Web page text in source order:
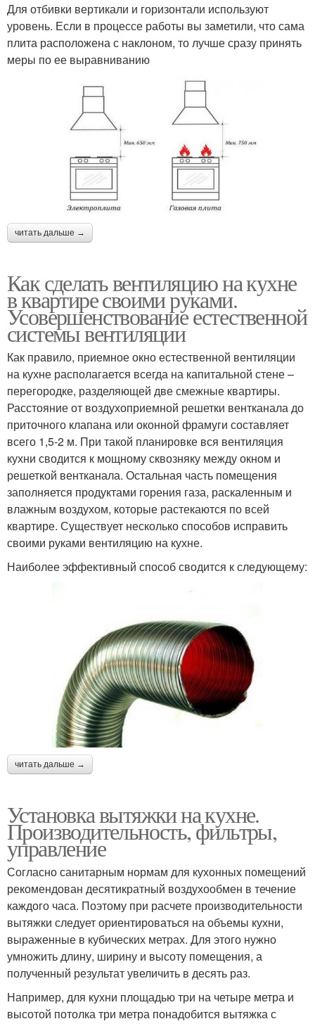
Для отбивки вертикали и горизонтали используют
уровень. Если в процессе работы вы заметили, что сама
плита расположена с наклоном, то лучше сразу принять
меры по ее выравниванию
читать дальше →
Как сделать вентиляцию на кухне
в квартире своими руками.
Усовершенствование естественной
системы вентиляции
Как правило, приемное окно естественной вентиляции
на кухне располагается всегда на капитальной стене –
перегородке, разделяющей две смежные квартиры.
Расстояние от воздухоприемной решетки вентканала до
приточного клапана или оконной фрамуги составляет
всего 1,5-2 м. При такой планировке вся вентиляция
кухни сводится к мощному сквозняку между окном и
решеткой вентканала. Остальная часть помещения
заполняется продуктами горения газа, раскаленным и
влажным воздухом, которые растекаются по всей
квартире. Существует несколько способов исправить
своими руками вентиляцию на кухне.
Наиболее эффективный способ сводится к следующему:
читать дальше →
Установка вытяжки на кухне.
Производительность, фильтры,
управление
Согласно санитарным нормам для кухонных помещений
рекомендован десятикратный воздухообмен в течение
каждого часа. Поэтому при расчете производительности
вытяжки следует ориентироваться на объемы кухни,
выраженные в кубических метрах. Для этого нужно
умножить длину, ширину и высоту помещения, а
полученный результат увеличить в десять раз.
Например, для кухни площадью три на четыре метра и
высотой потолка три метра понадобится вытяжка с